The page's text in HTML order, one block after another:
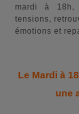
mardi à 18h,
tensions,
émotions et
Le Mardi à
une